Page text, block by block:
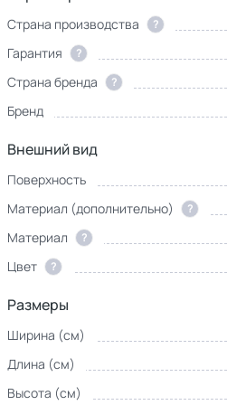
Страна производства ?
Гарантия ?
Страна бренда ?
Бренд
Внешний вид
Поверхность
Материал (дополнительно)
?
Материал ?
Цвет ?
Размеры
Ширина (см)
Длина (см)
Высота (см)